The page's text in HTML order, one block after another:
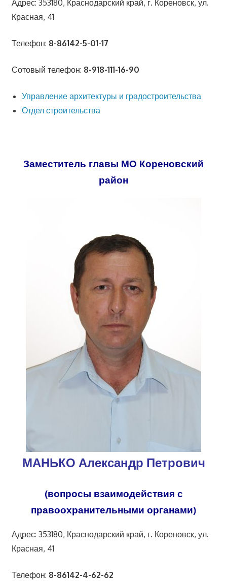
Адрес: 353180, Краснодарский край, г. Кореновск, ул.
Красная, 41
Телефон: 8-86142-5-01-17
Сотовый телефон: 8-918-111-16-90
Управление архитектуры и градостроительства
Отдел строительства
Заместитель главы МО Кореновский
район
МАНЬКО Александр Петрович
(вопросы взаимодействия с
правоохранительными органами)
Адрес: 353180, Краснодарский край, г. Кореновск, ул.
Красная, 41
Телефон: 8-86142-4-62-62